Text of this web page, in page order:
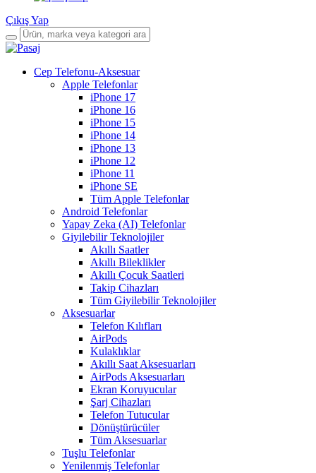
Çıkış Yap
Cep Telefonu-Aksesuar
Apple Telefonlar
iPhone 17
iPhone 16
iPhone 15
iPhone 14
iPhone 13
iPhone 12
iPhone 11
iPhone SE
Tüm Apple Telefonlar
Android Telefonlar
Yapay Zeka (AI) Telefonlar
Giyilebilir Teknolojiler
Akıllı Saatler
Akıllı Bileklikler
Akıllı Çocuk Saatleri
Takip Cihazları
Tüm Giyilebilir Teknolojiler
Aksesuarlar
Telefon Kılıfları
AirPods
Kulaklıklar
Akıllı Saat Aksesuarları
AirPods Aksesuarları
Ekran Koruyucular
Şarj Cihazları
Telefon Tutucular
Dönüştürücüler
Tüm Aksesuarlar
Tuşlu Telefonlar
Yenilenmiş Telefonlar